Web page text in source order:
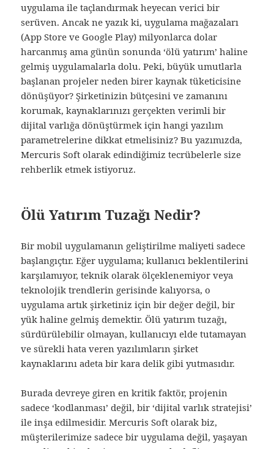
uygulama ile taçlandırmak heyecan verici bir
serüven. Ancak ne yazık ki, uygulama mağazaları
(App Store ve Google Play) milyonlarca dolar
harcanmış ama günün sonunda ‘ölü yatırım’ haline
gelmiş uygulamalarla dolu. Peki, büyük umutlarla
başlanan projeler neden birer kaynak tüketicisine
dönüşüyor? Şirketinizin bütçesini ve zamanını
korumak, kaynaklarınızı gerçekten verimli bir
dijital varlığa dönüştürmek için hangi yazılım
parametrelerine dikkat etmelisiniz? Bu yazımızda,
Mercuris Soft olarak edindiğimiz tecrübelerle size
rehberlik etmek istiyoruz.
Ölü Yatırım Tuzağı Nedir?
Bir mobil uygulamanın geliştirilme maliyeti sadece
başlangıçtır. Eğer uygulama; kullanıcı beklentilerini
karşılamıyor, teknik olarak ölçeklenemiyor veya
teknolojik trendlerin gerisinde kalıyorsa, o
uygulama artık şirketiniz için bir değer değil, bir
yük haline gelmiş demektir. Ölü yatırım tuzağı,
sürdürülebilir olmayan, kullanıcıyı elde tutamayan
ve sürekli hata veren yazılımların şirket
kaynaklarını adeta bir kara delik gibi yutmasıdır.
Burada devreye giren en kritik faktör, projenin
sadece ‘kodlanması’ değil, bir ‘dijital varlık stratejisi’
ile inşa edilmesidir. Mercuris Soft olarak biz,
müşterilerimize sadece bir uygulama değil, yaşayan